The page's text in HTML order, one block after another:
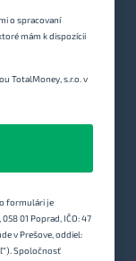
o spracovaní
mám k dispozícii
TotalMoney, s.r.o. v
formulári je
01 Poprad, IČO: 47
v Prešove, oddiel:
Spoločnosť